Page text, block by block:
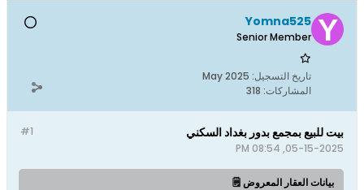
Yomna525
Senior Member
تاريخ التسجيل: May 2025
المشاركات: 318
#1 بيت للبيع بمجمع بدور بغداد السكني
05-15-2025, 08:54 PM
بيانات العقار المعروض 🗒️